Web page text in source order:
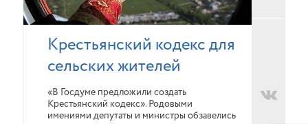
Крестьянский кодекс для
сельских жителей
«В Госдуме предложили создать
Крестьянский кодекс». Родовыми
имениями депутаты и министры обзавелись